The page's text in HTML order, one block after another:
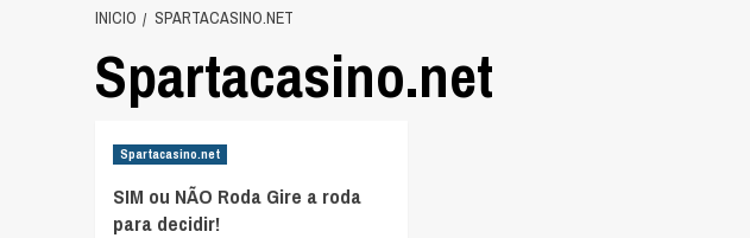
INICIO SPARTACASINO.NET
Spartacasino.net
Spartacasino.net
SIM ou NÃO Roda Gire a roda
para decidir!